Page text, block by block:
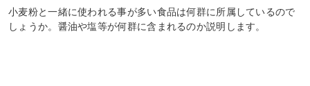
小麦粉と一緒に使われる事が多い食品は何群に所属しているので
しょうか。醤油や塩等が何群に含まれるのか説明します。